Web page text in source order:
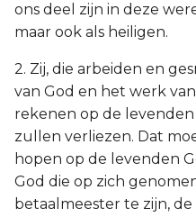
ons deel zijn in deze
maar ook als heiligen.
2. Zij, die arbeiden en
van God en het werk
rekenen op de
zullen verliezen. Dat
hopen op de levenden
God die op zich
betaalmeester te zijn,